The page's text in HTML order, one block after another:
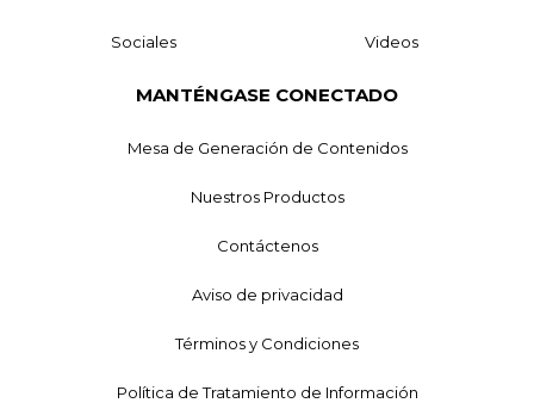
Sociales Videos
MANTÉNGASE CONECTADO
Mesa de Generación de Contenidos
Nuestros Productos
Contáctenos
Aviso de privacidad
Términos y Condiciones
Política de Tratamiento de Información